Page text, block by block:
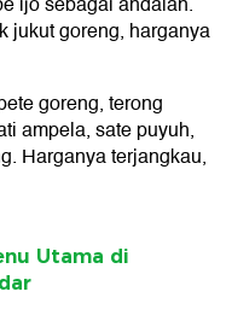
jukut goreng, harganya
goreng, terong
ampela, sate puyuh,
Harganya terjangkau,
Utama di